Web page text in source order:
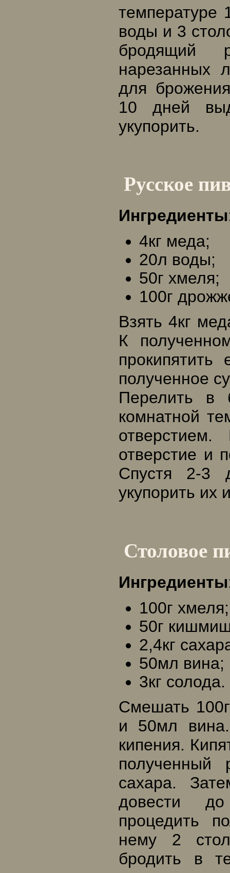
температуре
воды и 3
бродящий
нарезанных
для
10 дней
укупорить.
Русское
Ингредиенты
4кг меда;
20л воды;
50г хмеля;
100г
Взять 4кг
К
полученное
Перелить в
комнатной
отверстие и
Спустя 2-3
укупорить их
Столовое
Ингредиенты
100г хмеля;
50г
2,4кг
50мл вина;
3кг солода.
Смешать
и 50мл
кипения.
полученный
сахара.
довести
процедить
нему 2
бродить в